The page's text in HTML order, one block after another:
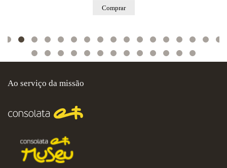
Comprar
Ao serviço da missão